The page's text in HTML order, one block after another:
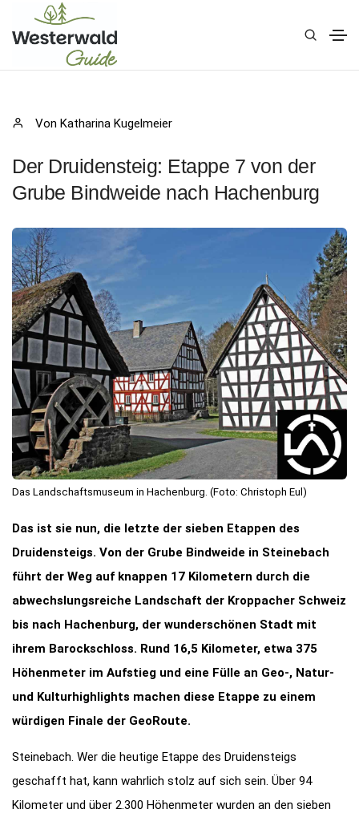
Von Katharina Kugelmeier
Der Druidensteig: Etappe 7 von der
Grube Bindweide nach Hachenburg
Das Landschaftsmuseum in Hachenburg. (Foto: Christoph Eul)
Das ist sie nun, die letzte der sieben Etappen des
Druidensteigs. Von der Grube Bindweide in Steinebach
führt der Weg auf knappen 17 Kilometern durch die
abwechslungsreiche Landschaft der Kroppacher Schweiz
bis nach Hachenburg, der wunderschönen Stadt mit
ihrem Barockschloss. Rund 16,5 Kilometer, etwa 375
Höhenmeter im Aufstieg und eine Fülle an Geo‑, Natur-
und Kulturhighlights machen diese Etappe zu einem
würdigen Finale der GeoRoute.
Steinebach. Wer die heutige Etappe des Druidensteigs
geschafft hat, kann wahrlich stolz auf sich sein. Über 94
Kilometer und über 2.300 Höhenmeter wurden an den sieben